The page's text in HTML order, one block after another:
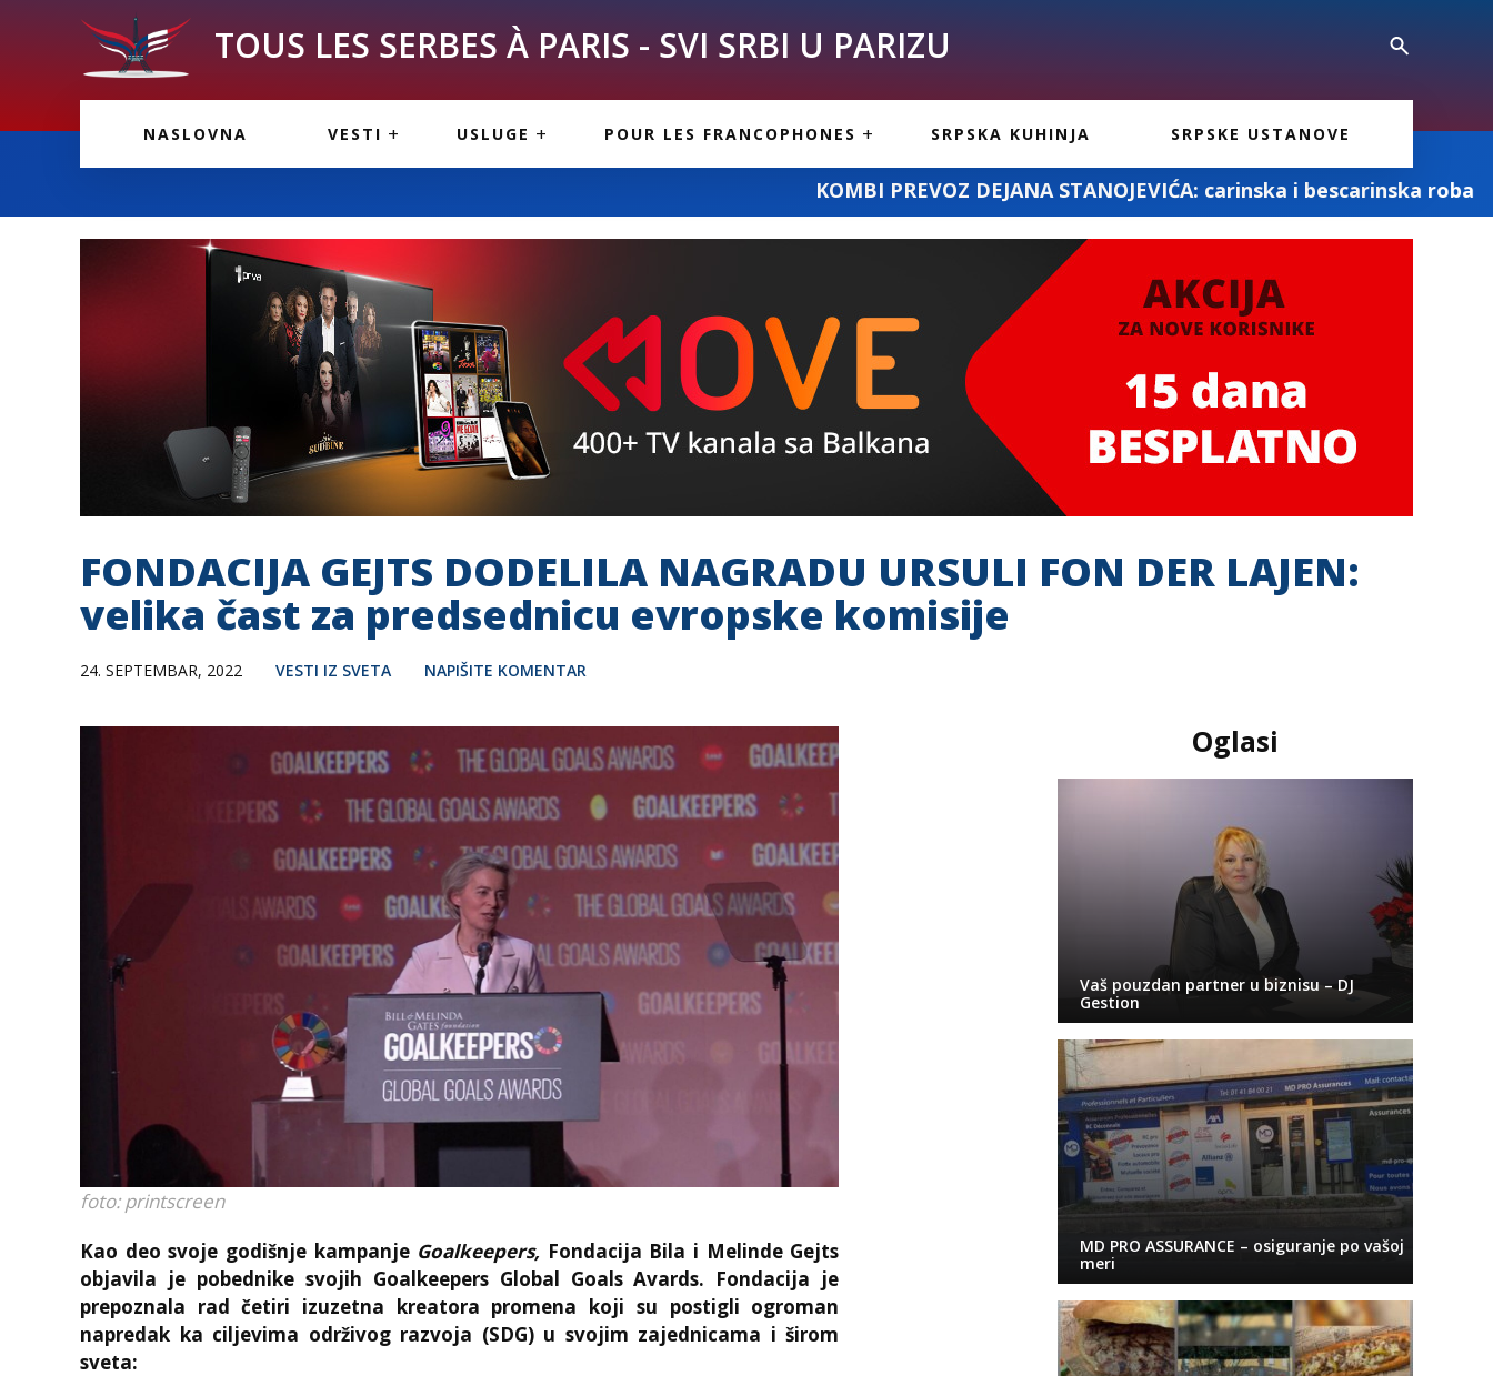
TOUS LES SERBES À PARIS - SVI SRBI U PARIZU
NASLOVNA VESTI USLUGE
INFORMACIJE
POUR LES FRANCOPHONES
PARIS
CUISINE SERBE
SRPSKA KUHINJA SRPSKE USTANOVE
KOMBI PREVOZ DEJANA STANOJEVIĆA: carinska i bescarinska roba
FONDACIJA GEJTS DODELILA NAGRADU URSULI FON DER LAJEN:
velika čast za predsednicu evropske komisije
24. SEPTEMBAR, 2022 VESTI IZ SVETA NAPIŠITE KOMENTAR
foto: printscreen
Kao deo svoje godišnje kampanje Goalkeepers, Fondacija Bila i Melinde Gejts
objavila je pobednike svojih Goalkeepers Global Goals Avards. Fondacija je
prepoznala rad četiri izuzetna kreatora promena koji su postigli ogroman
napredak ka ciljevima održivog razvoja (SDG) u svojim zajednicama i širom
sveta:
Oglasi
Vaš pouzdan partner u biznisu – DJ
Gestion
MD PRO ASSURANCE – osiguranje po vašoj
meri